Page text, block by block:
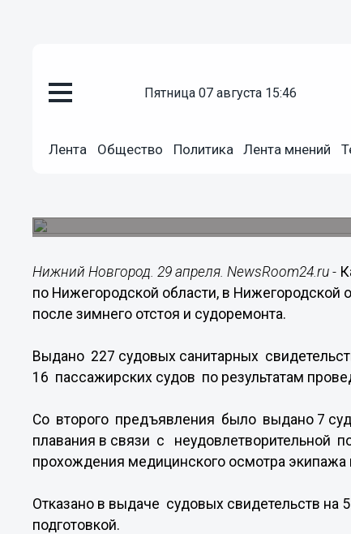
пятница 07 августа 15:46
Лента Общество Политика Лента мнений
Пять речных судов в
Нижний Новгород. 29 апреля. NewsRoom24.ru -
по Нижегородской области, в Нижегородской
после зимнего отстоя и судоремонта.
Выдано 227 судовых санитарных
16 пассажирских судов по результатам
Со второго предъявления было выдано 7
плавания в связи с неудовлетворительной
прохождения медицинского осмотра
Отказано в выдаче судовых свидетельств на
подготовкой.